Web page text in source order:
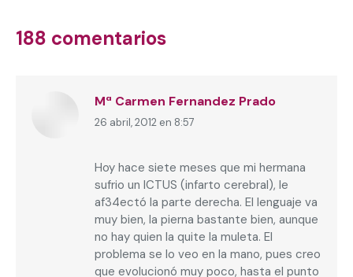
188 comentarios
Mª Carmen Fernandez Prado
dice:
26 abril, 2012 en 8:57
Hoy hace siete meses que mi hermana
sufrio un ICTUS (infarto cerebral), le
af34ectó la parte derecha. El lenguaje va
muy bien, la pierna bastante bien, aunque
no hay quien la quite la muleta. El
problema se lo veo en la mano, pues creo
que evolucionó muy poco, hasta el punto